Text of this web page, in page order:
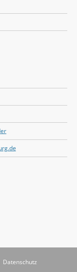
Datenschutz